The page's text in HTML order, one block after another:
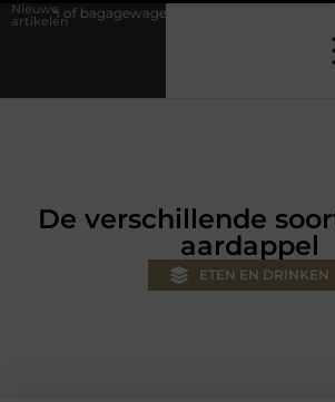
Nieuwe
artikelen
huren? Kies de juiste aanhanger voor jouw klus
De verschillende
aardappel
ETEN EN DRINKEN